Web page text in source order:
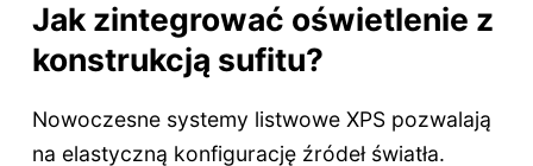
Jak zintegrować oświetlenie z
konstrukcją sufitu?
Nowoczesne systemy listwowe XPS pozwalają
na elastyczną konfigurację źródeł światła.